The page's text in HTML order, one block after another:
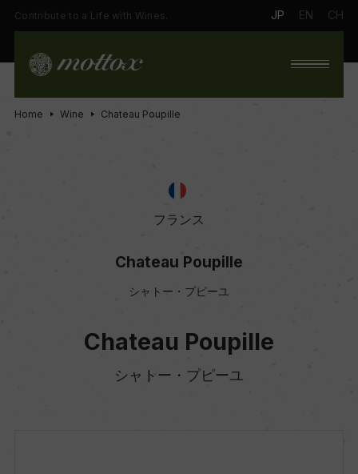
Contribute to a Life with Wines. JP EN CH
Home Wine Chateau Poupille
フランス
Chateau Poupille
シャトー・プピーユ
Chateau Poupille
シャトー・プピーユ